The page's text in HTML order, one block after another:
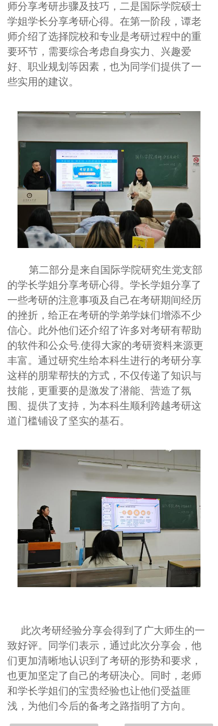
师分享考研步骤及技巧，二是国际学院硕士
学姐学长分享考研心得。在第一阶段，谭老
师介绍了选择院校和专业是考研过程中的重
要环节，需要综合考虑自身实力、兴趣爱
好、职业规划等因素，也为同学们提供了一
些实用的建议。
第二部分是来自国际学院研究生党支部
的学长学姐分享考研心得。学长学姐分享了
一些考研的注意事项及自己在考研期间经历
的挫折，给正在考研的学弟学妹们增添不少
信心。此外他们还介绍了许多对考研有帮助
的软件和公众号 使得大家的考研资料来源更
丰富。通过研究生给本科生进行的考研分享
这样的朋辈帮扶的方式，不仅传递了知识与
技能，更重要的是激发了潜能、营造了氛
围、提供了支持，为本科生顺利跨越考研这
道门槛铺设了坚实的基石。
此次考研经验分享会得到了广大师生的一
致好评。同学们表示，通过此次分享会，他
们更加清晰地认识到了考研的形势和要求，
也更加坚定了自己的考研决心。同时，老师
和学长学姐们的宝贵经验也让他们受益匪
浅，为他们今后的备考之路指明了方向。